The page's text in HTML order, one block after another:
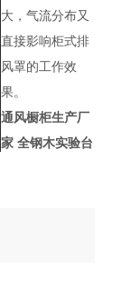
大，气流分布又
直接影响柜式排
风罩的工作效
果。
通风橱柜生产厂
家 全钢木实验台